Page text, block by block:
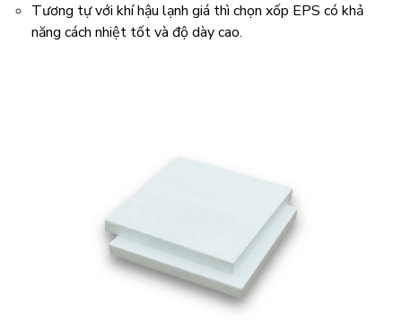
Tương tự với khí hậu lạnh giá thì chọn xốp EPS có khả
năng cách nhiệt tốt và độ dày cao.